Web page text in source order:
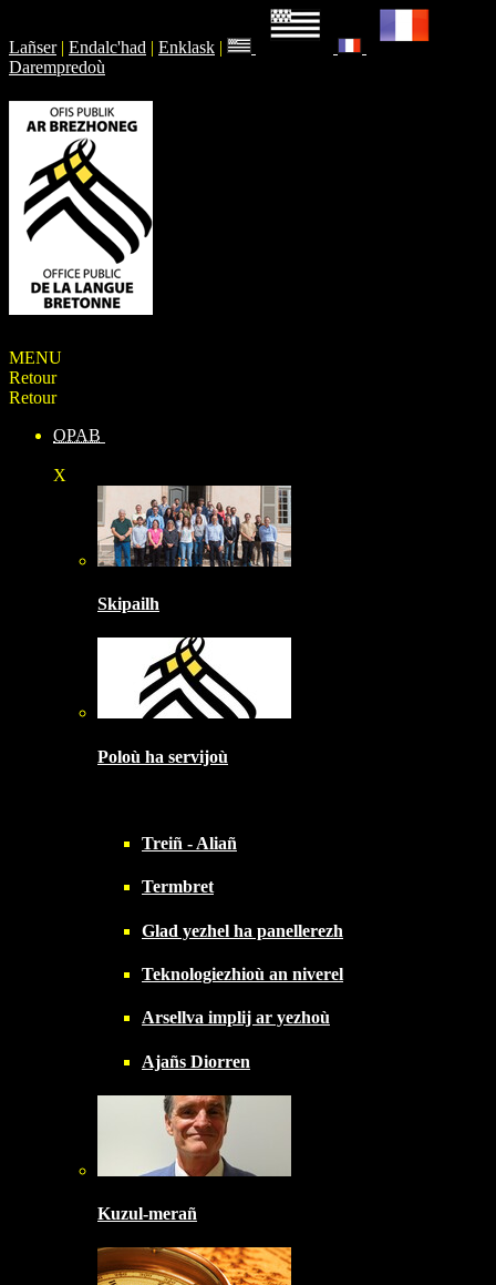
Lañser | Endalc'had | Enklask |
Darempredoù
MENU
Retour
Retour
OPAB
X
Skipailh
Poloù ha servijoù
Treiñ - Aliañ
Termbret
Glad yezhel ha panellerezh
Teknologiezhioù an niverel
Arsellva implij ar yezhoù
Ajañs Diorren
Kuzul-merañ